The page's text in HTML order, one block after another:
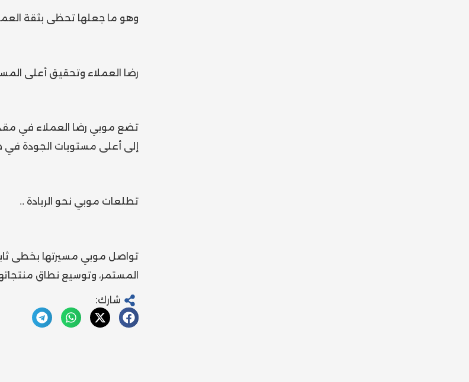
وهو ما جعلها تحظى بثقة
رضا العملاء وتحقيق أعلى
تضع موبي رضا العملاء في
إلى أعلى مستويات الجودة
تطلعات موبي نحو الريادة ..
تواصل موبي مسيرتها بخطى
المستمر، وتوسيع نطاق
شارك: